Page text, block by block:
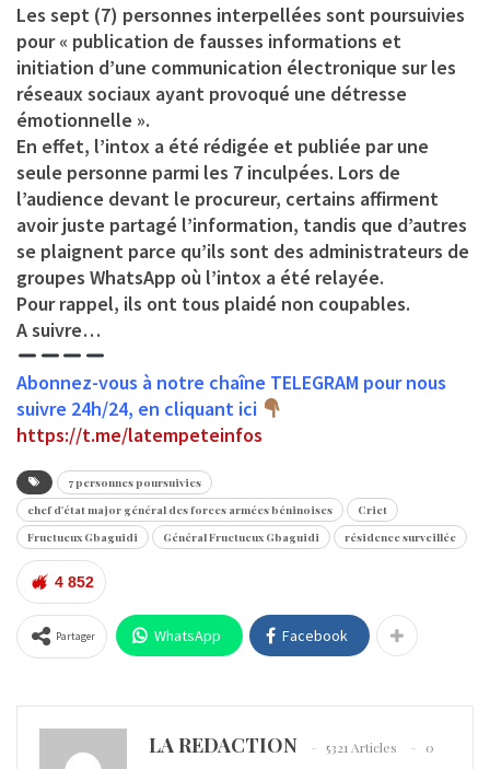
Les sept (7) personnes interpellées sont poursuivies
pour « publication de fausses informations et
initiation d’une communication électronique sur les
réseaux sociaux ayant provoqué une détresse
émotionnelle ».
En effet, l’intox a été rédigée et publiée par une
seule personne parmi les 7 inculpées. Lors de
l’audience devant le procureur, certains affirment
avoir juste partagé l’information, tandis que d’autres
se plaignent parce qu’ils sont des administrateurs de
groupes WhatsApp où l’intox a été relayée.
Pour rappel, ils ont tous plaidé non coupables.
A suivre…
Abonnez-vous à notre chaîne TELEGRAM pour nous
suivre 24h/24, en cliquant ici
https://t.me/latempeteinfos
7 personnes poursuivies
chef d'état major général des forces armées béninoises
Criet
Fructueux Gbaguidi
Général Fructueux Gbaguidi résidence surveillée
4 852
Partager WhatsApp Facebook
LA REDACTION 5321 Articles
0